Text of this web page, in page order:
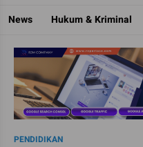
Reportase
Mengulas
News Hukum & Kriminal
PENDIDIKAN